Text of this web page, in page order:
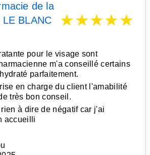
de la
LE BLANC
★★★★★
pour le visage sont
m'a conseillé certains
parfaitement.
en charge du client l'amabilité
très bon conseil.
à dire de négatif car j'ai
accueilli